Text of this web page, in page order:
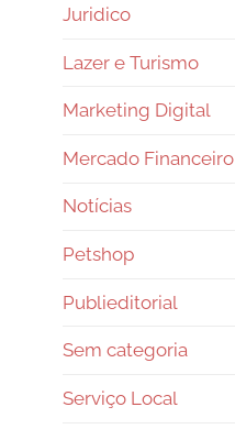
Juridico
Lazer e Turismo
Marketing Digital
Mercado Financeiro
Notícias
Petshop
Publieditorial
Sem categoria
Serviço Local